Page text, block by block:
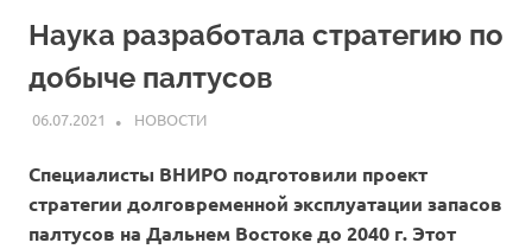
Приморья
Наука разработала стратегию по
добыче палтусов
06.07.2021 ARPP
НОВОСТИ
Специалисты ВНИРО подготовили проект
стратегии долговременной эксплуатации запасов
палтусов на Дальнем Востоке до 2040 г. Этот